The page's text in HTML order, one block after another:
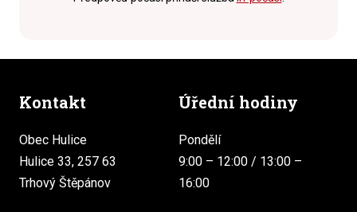
Kontakt
Obec Hulice
Hulice 33, 257 63
Trhový Štěpánov
Úřední hodiny
Pondělí
9:00 – 12:00 / 13:00 –
16:00